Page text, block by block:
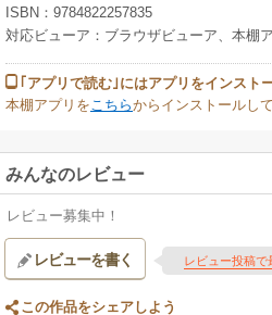
ISBN：9784822257835
対応ビューア：ブラウザビューア、本棚
｢アプリで読む｣にはアプリをインスト
本棚アプリを こちらからインストールし
みんなのレビュー
レビュー募集中！
レビューを書く レビュー投稿で
この作品をシェアしよう